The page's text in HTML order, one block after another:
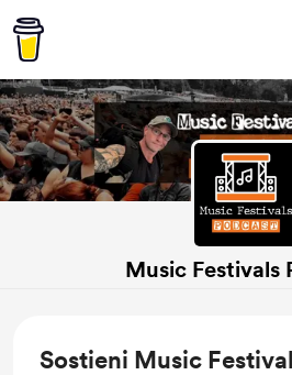
Music Festivals
Sostieni Music